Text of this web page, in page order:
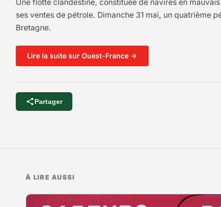
Une flotte clandestine, constituée de navires en
ses ventes de pétrole. Dimanche 31 mai, un quatrième
Bretagne.
Lire la suite sur Ouest-France →
Partager
À LIRE AUSSI